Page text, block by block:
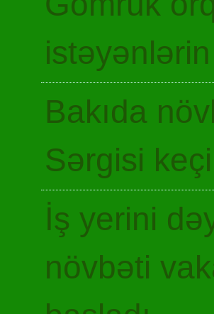
Bakıda
Sərgisi
İş yerini
növbəti